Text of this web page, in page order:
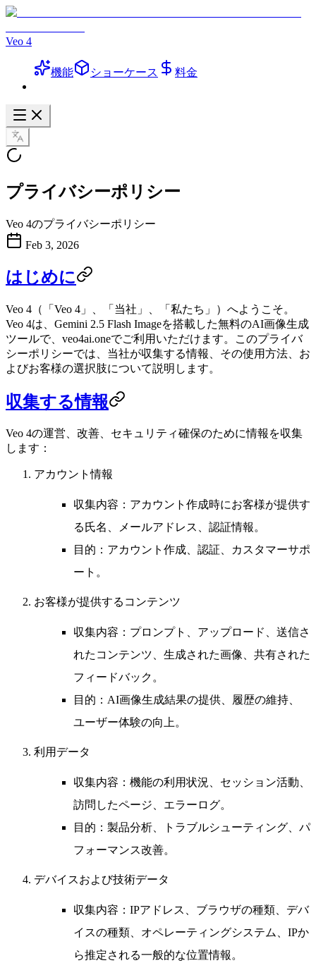
Veo 4
機能 ショーケース 料金
プライバシーポリシー
Veo 4のプライバシーポリシー
Feb 3, 2026
はじめに
Veo 4 （「Veo 4」、「当社」、「私たち」）へようこそ。
Veo 4は、Gemini 2.5 Flash Imageを搭載した無料のAI画像生成
ツールで、 veo4ai.oneでご利用いただけます。このプライバ
シーポリシーでは、当社が収集する情報、その使用方法、お
よびお客様の選択肢について説明します。
収集する情報
Veo 4の運営、改善、セキュリティ確保のために情報を収集
します：
アカウント情報
収集内容 ：アカウント作成時にお客様が提供す
る氏名、メールアドレス、認証情報。
目的 ：アカウント作成、認証、カスタマーサポ
ート。
お客様が提供するコンテンツ
収集内容 ：プロンプト、アップロード、送信さ
れたコンテンツ、生成された画像、共有された
フィードバック。
目的 ：AI画像生成結果の提供、履歴の維持、
ユーザー体験の向上。
利用データ
収集内容 ：機能の利用状況、セッション活動、
訪問したページ、エラーログ。
目的 ：製品分析、トラブルシューティング、パ
フォーマンス改善。
デバイスおよび技術データ
収集内容 ：IPアドレス、ブラウザの種類、デバ
イスの種類、オペレーティングシステム、IPか
ら推定される一般的な位置情報。